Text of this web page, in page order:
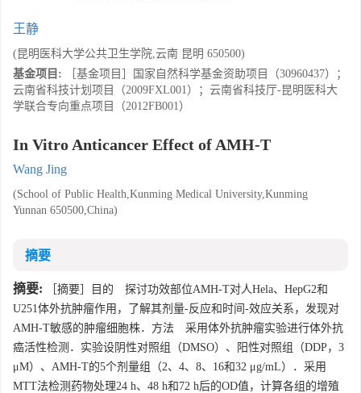
王静
(昆明医科大学公共卫生学院,云南 昆明 650500)
基金项目:
［基金项目］国家自然科学基金资助项目（30960437）；
云南省科技计划项目（2009FXL001）；云南省科技厅-昆明医科大
学联合专向重点项目（2012FB001）
In Vitro Anticancer Effect of AMH-T
Wang Jing
(School of Public Health,Kunming Medical University,Kunming
Yunnan 650500,China)
摘要
摘要: ［摘要］目的 探讨功效部位AMH-T对人Hela、HepG2和
U251体外抗肿瘤作用，了解其剂量-反应和时间-效应关系，发现对
AMH-T敏感的肿瘤细胞株．方法 采用体外抗肿瘤实验进行体外抗
癌活性检测．实验设阴性对照组（DMSO）、阳性对照组（DDP，3
μM）、AMH-T的5个剂量组（2、4、8、16和32 μg/mL）．采用
MTT法检测药物处理24 h、48 h和72 h后的OD值，计算各组的增殖